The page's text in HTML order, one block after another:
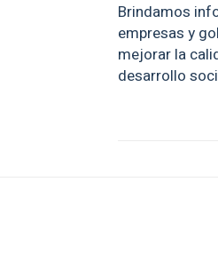
Brindamos
empresas y
mejorar la
desarrollo